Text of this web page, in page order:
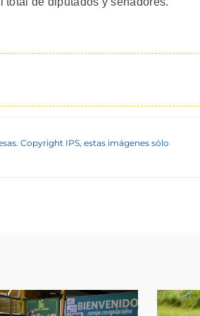
Copyright IPS, estas imágenes sólo